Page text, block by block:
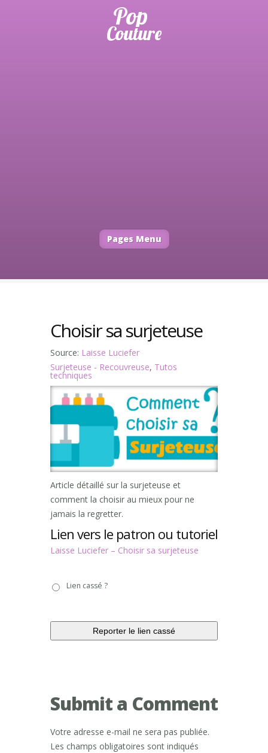
Pages Menu
Choisir sa surjeteuse
Source: Laisse Luciefer
Surjeteuse - Recouvreuse, Tutos
techniques
Article détaillé sur la surjeteuse et
comment la choisir au mieux pour ne
jamais la regretter.
Lien vers le patron ou tutoriel
Laisse Luciefer – Choisir sa surjeteuse
casséLien cassé ?
Submit a Comment
Votre adresse e-mail ne sera pas publiée.
Les champs obligatoires sont indiqués